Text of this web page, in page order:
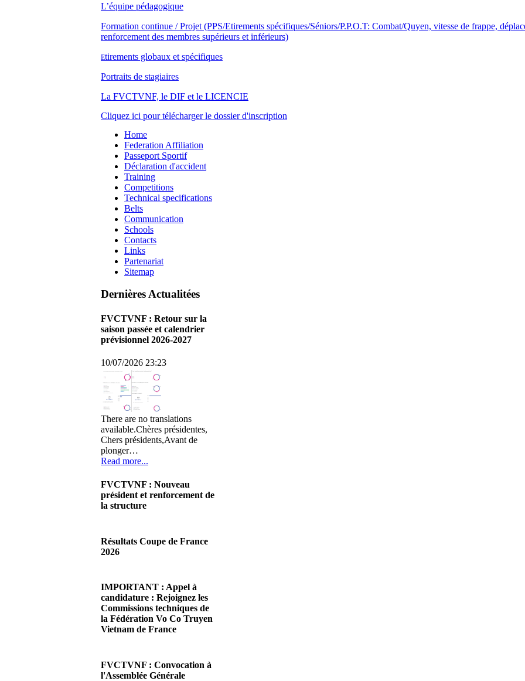
L’équipe pédagogique
Formation continue / Projet (PPS/Etirements spécifiques/Séniors/P.P.O.T: Combat/Quyen, vitesse de frappe,
renforcement des membres supérieurs et inférieurs)
Etirements globaux et spécifiques
Portraits de stagiaires
La FVCTVNF, le DIF et le LICENCIE
Cliquez ici pour télécharger le dossier d'inscription
Home
Federation Affiliation
Passeport Sportif
Déclaration d'accident
Training
Competitions
Technical specifications
Belts
Communication
Schools
Contacts
Links
Partenariat
Sitemap
Dernières Actualitées
FVCTVNF : Retour sur la
saison passée et calendrier
prévisionnel 2026-2027
10/07/2026 23:23
There are no translations
available.Chères présidentes,
Chers présidents,Avant de
plonger…
Read more...
FVCTVNF : Nouveau
président et renforcement de
la structure
There are no translations
available.Chères Présidentes,
Read more...
Résultats Coupe de France
2026
There are no translations
available.Cliquez sur ce lien
pour accéder aux résultats
Read more...
IMPORTANT : Appel à
candidature : Rejoignez les
Commissions techniques de
la Fédération Vo Co Truyen
Vietnam de France
There are no translations
available.Madame la
FVCTVNF : Convocation à
l'Assemblée Générale